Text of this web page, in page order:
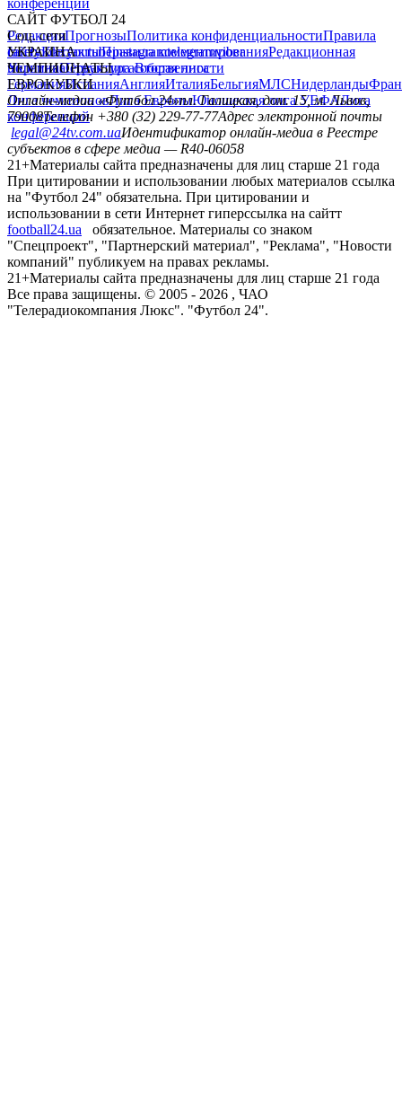
конференций
САЙТ ФУТБОЛ 24
РедакцияПрогнозыПолитика конфиденциальностиПравила
сайтуКонтактыПравила комментированияРедакционная
политикаСтруктура собственности
Соц. сети
facebookxyoutubeinstagramtelegramviber
УКРАИНА
УкраинаПервая лигаВторая лига
ЧЕМПИОНАТЫ
ГерманияИспанияАнглияИталияБельгияМЛСНидерланды
ЕВРОКУБКИ
Лига чемпионовЛига ЕвропыЮношеская лига УЕФАЛига
конференций
Онлайн-медиа «Футбол 24»пл. Галицкая, дом. 15, м. Львов,
79008Телефон +380 (32) 229-77-77Адрес электронной почты
legal@24tv.com.uaИдентификатор онлайн-медиа в Реестре
субъектов в сфере медиа — R40-06058
21+Материалы сайта предназначены для лиц старше 21 года
При цитировании и использовании любых материалов ссылка
на "Футбол 24" обязательна. При цитировании и
использовании в сети Интернет гиперссылка на сайтт
football24.ua
обязательное. Материалы со знаком
"Спецпроект", "Партнерский материал", "Реклама", "Новости
компаний" публикуем на правах рекламы.
21+Материалы сайта предназначены для лиц старше 21 года
Все права защищены. © 2005 - 2026 , ЧАО
"Телерадиокомпания Люкс". "Футбол 24".